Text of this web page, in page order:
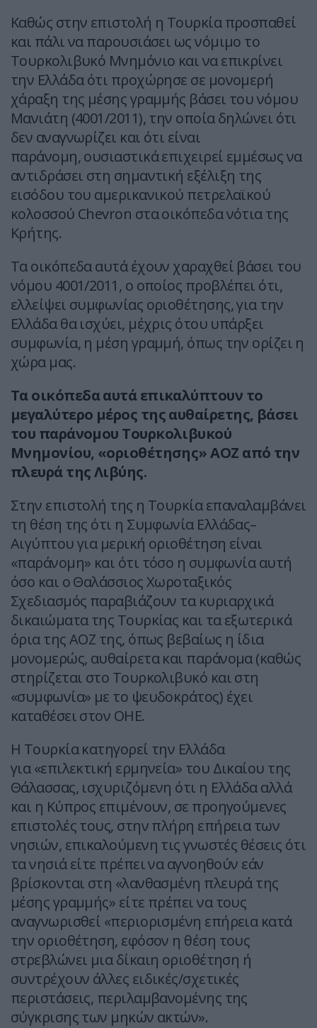
Καθώς στην επιστολή η Τουρκία προσπαθεί
και πάλι να παρουσιάσει ως νόμιμο το
Τουρκολιβυκό Μνημόνιο και να επικρίνει
την Ελλάδα ότι προχώρησε σε μονομερή
χάραξη της μέσης γραμμής βάσει του νόμου
Μανιάτη (4001/2011), την οποία δηλώνει ότι
δεν αναγνωρίζει και ότι είναι
παράνομη, ουσιαστικά επιχειρεί εμμέσως να
αντιδράσει στη σημαντική εξέλιξη της
εισόδου του αμερικανικού πετρελαϊκού
κολοσσού Chevron στα οικόπεδα νότια της
Κρήτης.
Τα οικόπεδα αυτά έχουν χαραχθεί βάσει του
νόμου 4001/2011, ο οποίος προβλέπει ότι,
ελλείψει συμφωνίας οριοθέτησης, για την
Ελλάδα θα ισχύει, μέχρις ότου υπάρξει
συμφωνία, η μέση γραμμή, όπως την ορίζει η
χώρα μας.
Τα οικόπεδα αυτά επικαλύπτουν το
μεγαλύτερο μέρος της αυθαίρετης, βάσει
του παράνομου Τουρκολιβυκού
Μνημονίου, «οριοθέτησης» ΑΟΖ από την
πλευρά της Λιβύης.
Στην επιστολή της η Τουρκία επαναλαμβάνει
τη θέση της ότι η Συμφωνία Ελλάδας–
Αιγύπτου για μερική οριοθέτηση είναι
«παράνομη» και ότι τόσο η συμφωνία αυτή
όσο και ο Θαλάσσιος Χωροταξικός
Σχεδιασμός παραβιάζουν τα κυριαρχικά
δικαιώματα της Τουρκίας και τα εξωτερικά
όρια της ΑΟΖ της, όπως βεβαίως η ίδια
μονομερώς, αυθαίρετα και παράνομα (καθώς
στηρίζεται στο Τουρκολιβυκό και στη
«συμφωνία» με το ψευδοκράτος) έχει
καταθέσει στον ΟΗΕ.
Η Τουρκία κατηγορεί την Ελλάδα
για «επιλεκτική ερμηνεία» του Δικαίου της
Θάλασσας, ισχυριζόμενη ότι η Ελλάδα αλλά
και η Κύπρος επιμένουν, σε προηγούμενες
επιστολές τους, στην πλήρη επήρεια των
νησιών, επικαλούμενη τις γνωστές θέσεις ότι
τα νησιά είτε πρέπει να αγνοηθούν εάν
βρίσκονται στη «λανθασμένη πλευρά της
μέσης γραμμής» είτε πρέπει να τους
αναγνωρισθεί «περιορισμένη επήρεια κατά
την οριοθέτηση, εφόσον η θέση τους
στρεβλώνει μια δίκαιη οριοθέτηση ή
συντρέχουν άλλες ειδικές/σχετικές
περιστάσεις, περιλαμβανομένης της
σύγκρισης των μηκών ακτών».